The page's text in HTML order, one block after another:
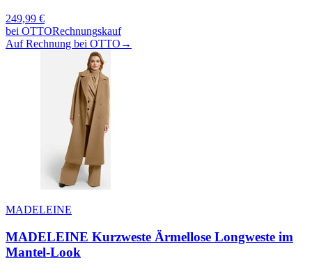
249,99 €
bei OTTORechnungskauf
Auf Rechnung bei OTTO →
MADELEINE
MADELEINE Kurzweste Ärmellose Longweste im
Mantel-Look